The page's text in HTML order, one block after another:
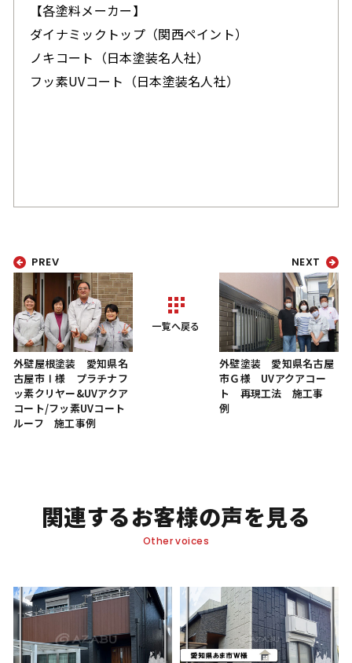
【各塗料メーカー】
ダイナミックトップ（関西ペイント）
ノキコート（日本塗装名人社）
フッ素UVコート （日本塗装名人社）
PREV
外壁屋根塗装 愛知県名
古屋市Ⅰ様 プラチナフ
ッ素クリヤー&UVアクア
コート/フッ素UVコート
ルーフ 施工事例
一覧へ戻る
NEXT
外壁塗装 愛知県名古屋
市Ｇ様 UVアクアコー
ト 再現工法 施工事
例
関連するお客様の声を見る
Other voices